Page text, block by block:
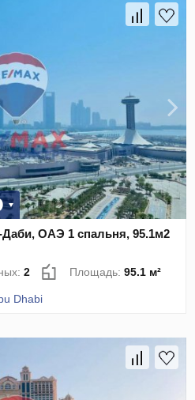
ОАЭ 1 спальня, 95.1м2
2 Площадь:95.1 м²
Dhabi